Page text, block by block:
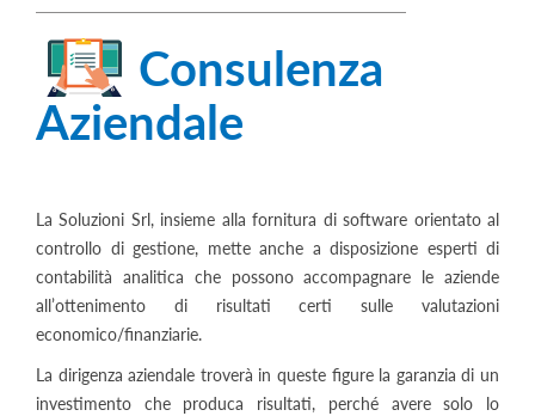
Consulenza
Aziendale
La Soluzioni Srl, insieme alla fornitura di software orientato al
controllo di gestione, mette anche a disposizione esperti di
contabilità analitica che possono accompagnare le aziende
all’ottenimento di risultati certi sulle valutazioni
economico/finanziarie.
La dirigenza aziendale troverà in queste figure la garanzia di un
investimento che produca risultati, perché avere solo lo